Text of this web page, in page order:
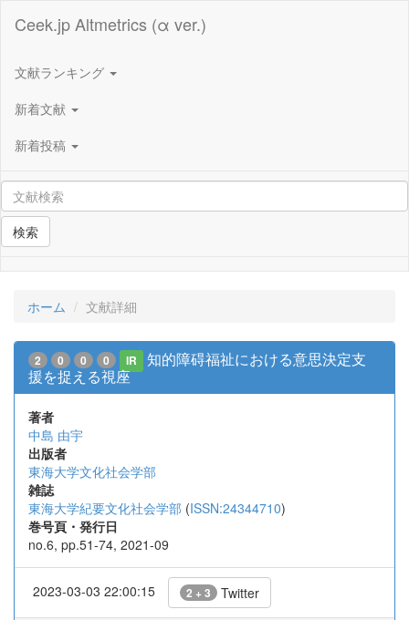
Ceek.jp Altmetrics (α ver.)
文献ランキング
新着文献
新着投稿
検索
ホーム 文献詳細
2 0 0 0 IR
知的障碍福祉における意思決定支
援を捉える視座
著者
中島 由宇
出版者
東海大学文化社会学部
雑誌
東海大学紀要文化社会学部 (ISSN:24344710)
巻号頁・発行日
no.6, pp.51-74, 2021-09
2023-03-03 22:00:15 2 + 3 Twitter